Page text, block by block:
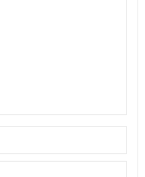
dass weder die Farbe
Cord-„Style“ von früher